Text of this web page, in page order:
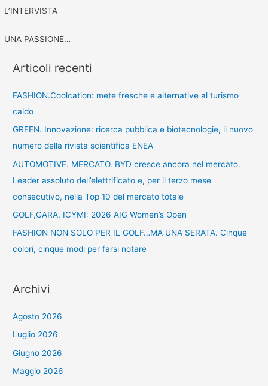
L’INTERVISTA
UNA PASSIONE…
Articoli recenti
FASHION.Coolcation: mete fresche e alternative al turismo
caldo
GREEN. Innovazione: ricerca pubblica e biotecnologie, il nuovo
numero della rivista scientifica ENEA
AUTOMOTIVE. MERCATO. BYD cresce ancora nel mercato.
Leader assoluto dell’elettrificato e, per il terzo mese
consecutivo, nella Top 10 del mercato totale
GOLF,GARA. ICYMI: 2026 AIG Women’s Open
FASHION NON SOLO PER IL GOLF…MA UNA SERATA. Cinque
colori, cinque modi per farsi notare
Archivi
Agosto 2026
Luglio 2026
Giugno 2026
Maggio 2026